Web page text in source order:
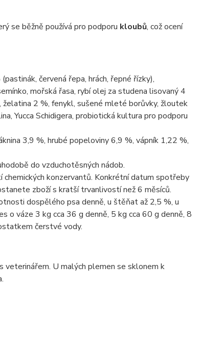
se běžně používá pro podporu kloubů, což ocení
červená řepa, hrách, řepné řízky),
mořská řasa, rybí olej za studena lisovaný 4
2 %, fenykl, sušené mleté borůvky, žloutek
Yucca Schidigera, probiotická kultura pro podporu
3,9 %, hrubé popeloviny 6,9 %, vápník 1,22 %,
do vzduchotěsných nádob.
konzervantů. Konkrétní datum spotřeby
zboží s kratší trvanlivostí než 6 měsíců.
dospělého psa denně, u štěňat až 2,5 %, u
o váze 3 kg cca 36 g denně, 5 kg cca 60 g denně, 8
čerstvé vody.
veterinářem. U malých plemen se sklonem k